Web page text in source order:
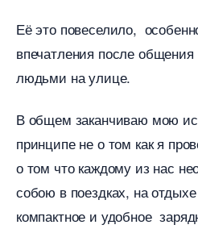
Её это повеселило,
печатления после
людьми на улице.
общем заканчиваю мою
принципе не о том как я
о том что каждому из нас
собою в поездках, на
компактное и удобное